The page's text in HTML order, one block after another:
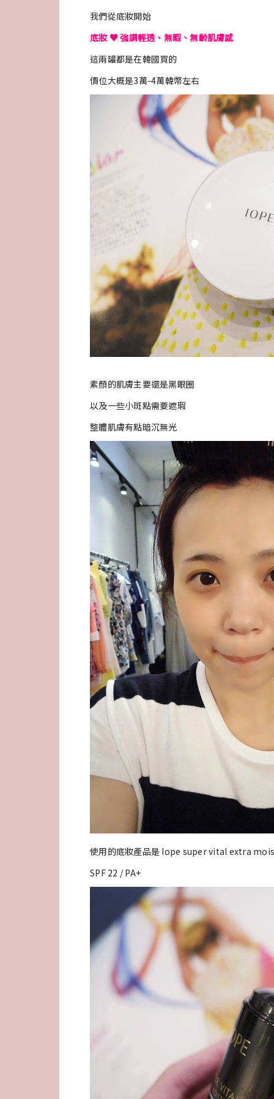
我們從底妝開始
底妝 ♥ 強調輕透、無暇、無齡肌膚感
這兩罐都是在韓國買的
價位大概是3萬-4萬韓幣左右
素顏的肌膚主要還是黑眼圈
以及一些小斑點需要遮瑕
整體肌膚有點暗沉無光
使用的底妝產品是 Iope super vital extra
SPF 22 / PA+